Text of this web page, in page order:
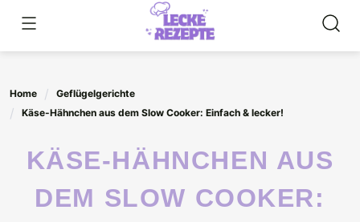
content
Home
Geflügelgerichte
Käse-Hähnchen aus dem Slow Cooker: Einfach & lecker!
KÄSE-HÄHNCHEN AUS
DEM SLOW COOKER: